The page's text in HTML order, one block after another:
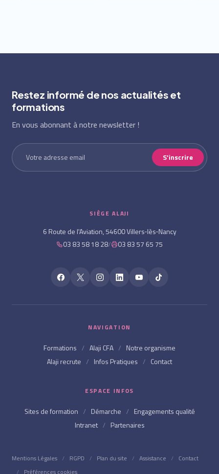
Restez informé de nos actualités et
formations
En vous abonnant à notre newsletter !
S'inscrire
SIÈGE ALAJI
6 Route de l'Aviation, 54600 Villers‑lès‑Nancy
03 83 58 18 28/ 03 83 57 65 75
NAVIGATION
Formations / Alaji CFA / Notre organisme
Alaji recrute / Infos Pratiques / Contact
ESPACE INFOS
Sites de formation / Démarche / Engagements qualité
Intranet / Partenaires
Mentions Légales / RGPD / Plan du site / Assistance /
Contact
/
Préférences cookies